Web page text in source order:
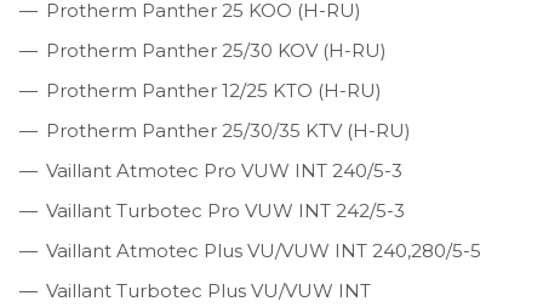
Protherm Panther 25 KOO (H-RU)
Protherm Panther 25/30 KOV (H-RU)
Protherm Panther 12/25 KTO (H-RU)
Protherm Panther 25/30/35 KTV (H-RU)
Vaillant Atmotec Pro VUW INT 240/5-3
Vaillant Turbotec Pro VUW INT 242/5-3
Vaillant Atmotec Plus VU/VUW INT 240,280/5-5
Vaillant Turbotec Plus VU/VUW INT